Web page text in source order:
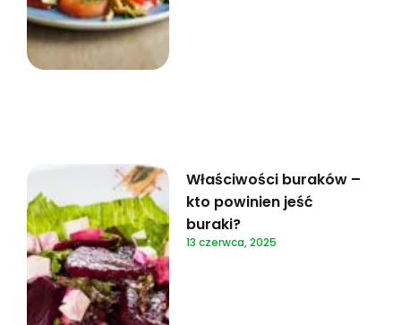
Właściwości buraków –
kto powinien jeść
buraki?
13 czerwca, 2025